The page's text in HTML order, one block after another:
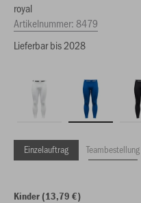
royal
Artikelnummer:8479
Lieferbar bis 2028
Einzelauftrag Teambestellung
Kinder (13,79 €)